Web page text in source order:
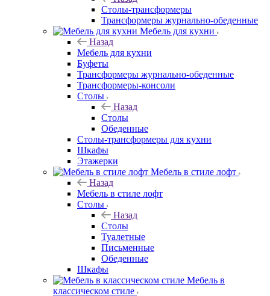
Столы-трансформеры
Трансформеры журнально-обеденные
Мебель для кухни
Назад
Мебель для кухни
Буфеты
Трансформеры журнально-обеденные
Трансформеры-консоли
Столы
Назад
Столы
Обеденные
Столы-трансформеры для кухни
Шкафы
Этажерки
Мебель в стиле лофт
Назад
Мебель в стиле лофт
Столы
Назад
Столы
Туалетные
Письменные
Обеденные
Шкафы
Мебель в
классическом стиле